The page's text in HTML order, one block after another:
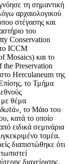
τη σημαντική
αρχαιολογικού
στέγασης και
του
Conservation
ICCM
Mosaics) και το
Preservation
Herculaneum της
το Τμήμα
θέμα
το Μάιο του
κατά το οποίο
ειδικά σεμινάρια
τομέα.
διαπιστώθηκε ότι
διαχείρισης,